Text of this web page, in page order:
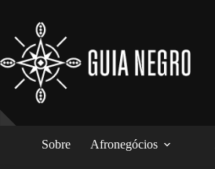
conteúdo
Sobre Afronegócios